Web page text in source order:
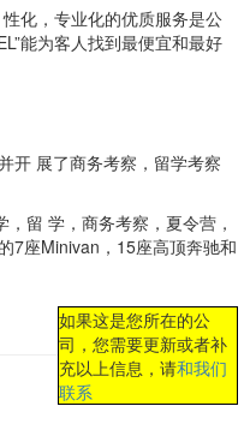
化，专业化的优质服务是公
能为客人找到最便宜和最好
开 展了商务考察，留学考察
留 学，商务考察，夏令营，
7座Minivan，15座高顶奔驰和
如果这是您所在的公
司，您需要更新或者补
充以上信息，请和我们
联系